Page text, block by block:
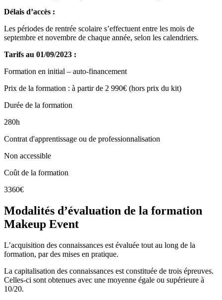
Délais d’accès :
Les périodes de rentrée scolaire s’effectuent entre les mois de
septembre et novembre de chaque année, selon les calendriers.
Tarifs au 01/09/2023 :
Formation en initial – auto-financement
Prix de la formation : à partir de 2 990€ (hors prix du kit)
Durée de la formation
280h
Contrat d'apprentissage ou de professionnalisation
Non accessible
Coût de la formation
3360€
Modalités d’évaluation de la formation
Makeup Event
L’acquisition des connaissances est évaluée tout au long de la
formation, par des mises en pratique.
La capitalisation des connaissances est constituée de trois épreuves.
Celles-ci sont obtenues avec une moyenne égale ou supérieure à
10/20.